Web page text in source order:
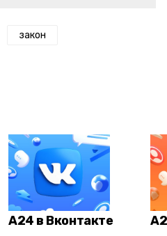
закон
А24 в Вконтакте